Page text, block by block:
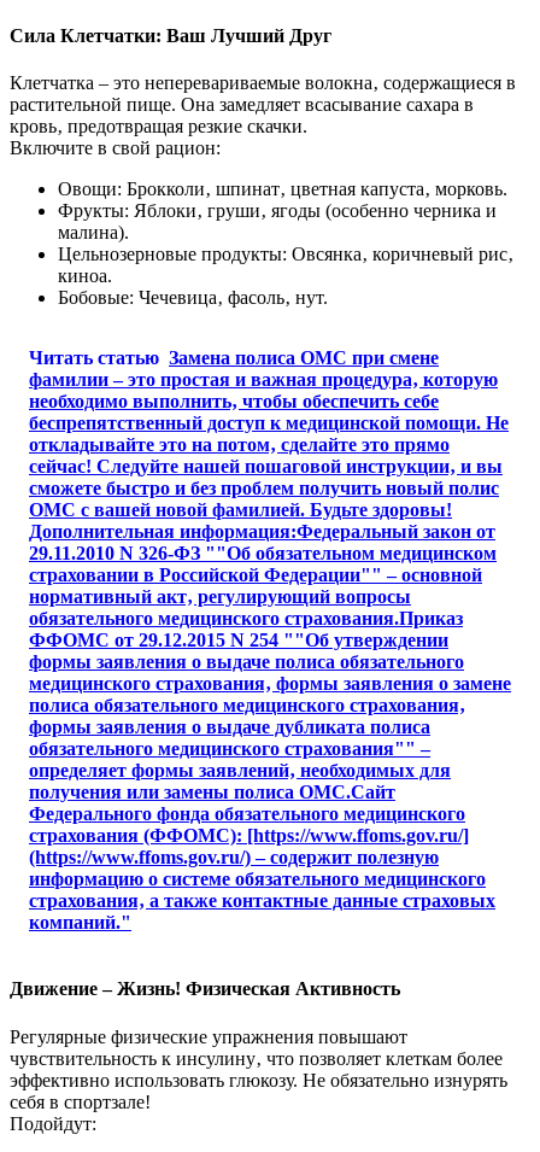
Сила Клетчатки: Ваш Лучший Друг
Клетчатка – это неперевариваемые волокна‚ содержащиеся в
растительной пище. Она замедляет всасывание сахара в
кровь‚ предотвращая резкие скачки.
Включите в свой рацион:
Овощи: Брокколи‚ шпинат‚ цветная капуста‚ морковь.
Фрукты: Яблоки‚ груши‚ ягоды (особенно черника и
малина).
Цельнозерновые продукты: Овсянка‚ коричневый рис‚
киноа.
Бобовые: Чечевица‚ фасоль‚ нут.
Читать статью Замена полиса ОМС при смене
фамилии – это простая и важная процедура‚ которую
необходимо выполнить‚ чтобы обеспечить себе
беспрепятственный доступ к медицинской помощи. Не
откладывайте это на потом‚ сделайте это прямо
сейчас! Следуйте нашей пошаговой инструкции‚ и вы
сможете быстро и без проблем получить новый полис
ОМС с вашей новой фамилией. Будьте здоровы!
Дополнительная информация:Федеральный закон от
29.11.2010 N 326-ФЗ ""Об обязательном медицинском
страховании в Российской Федерации"" – основной
нормативный акт‚ регулирующий вопросы
обязательного медицинского страхования.Приказ
ФФОМС от 29.12.2015 N 254 ""Об утверждении
формы заявления о выдаче полиса обязательного
медицинского страхования‚ формы заявления о замене
полиса обязательного медицинского страхования‚
формы заявления о выдаче дубликата полиса
обязательного медицинского страхования"" –
определяет формы заявлений‚ необходимых для
получения или замены полиса ОМС.Сайт
Федерального фонда обязательного медицинского
страхования (ФФОМС): [https://www.ffoms.gov.ru/]
(https://www.ffoms.gov.ru/) – содержит полезную
информацию о системе обязательного медицинского
страхования‚ а также контактные данные страховых
компаний."
Движение – Жизнь! Физическая Активность
Регулярные физические упражнения повышают
чувствительность к инсулину‚ что позволяет клеткам более
эффективно использовать глюкозу. Не обязательно изнурять
себя в спортзале!
Подойдут: